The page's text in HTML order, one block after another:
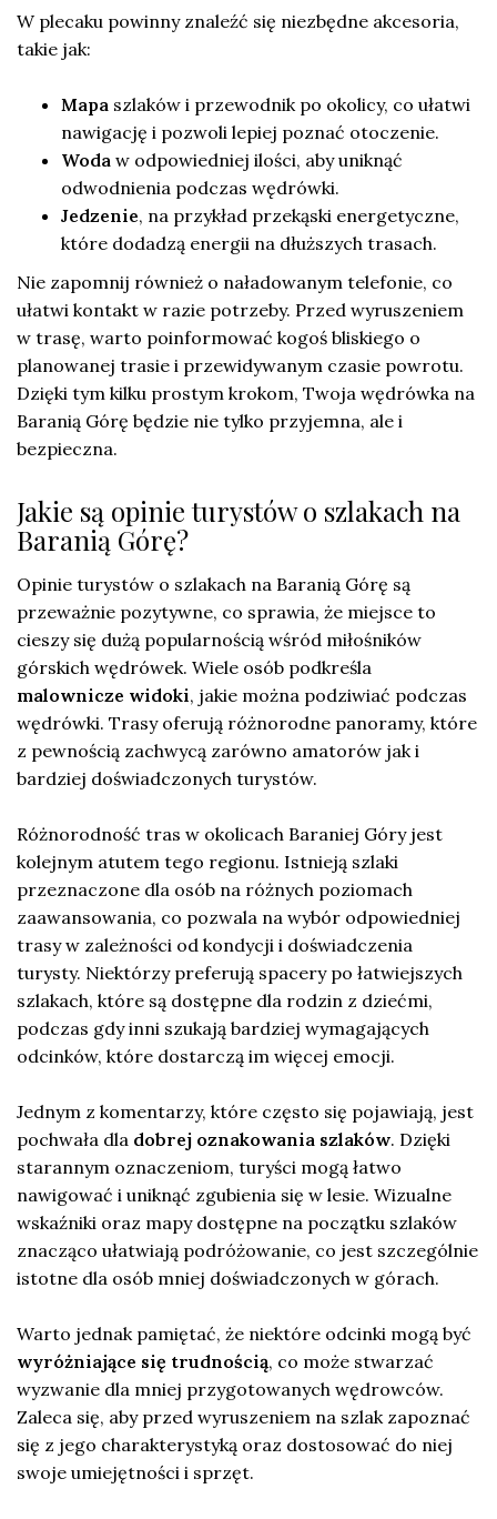
W plecaku powinny znaleźć się niezbędne akcesoria,
takie jak:
Mapa szlaków i przewodnik po okolicy, co ułatwi
nawigację i pozwoli lepiej poznać otoczenie.
Woda w odpowiedniej ilości, aby uniknąć
odwodnienia podczas wędrówki.
Jedzenie, na przykład przekąski energetyczne,
które dodadzą energii na dłuższych trasach.
Nie zapomnij również o naładowanym telefonie, co
ułatwi kontakt w razie potrzeby. Przed wyruszeniem
w trasę, warto poinformować kogoś bliskiego o
planowanej trasie i przewidywanym czasie powrotu.
Dzięki tym kilku prostym krokom, Twoja wędrówka na
Baranią Górę będzie nie tylko przyjemna, ale i
bezpieczna.
Jakie są opinie turystów o szlakach na
Baranią Górę?
Opinie turystów o szlakach na Baranią Górę są
przeważnie pozytywne, co sprawia, że miejsce to
cieszy się dużą popularnością wśród miłośników
górskich wędrówek. Wiele osób podkreśla
malownicze widoki, jakie można podziwiać podczas
wędrówki. Trasy oferują różnorodne panoramy, które
z pewnością zachwycą zarówno amatorów jak i
bardziej doświadczonych turystów.
Różnorodność tras w okolicach Baraniej Góry jest
kolejnym atutem tego regionu. Istnieją szlaki
przeznaczone dla osób na różnych poziomach
zaawansowania, co pozwala na wybór odpowiedniej
trasy w zależności od kondycji i doświadczenia
turysty. Niektórzy preferują spacery po łatwiejszych
szlakach, które są dostępne dla rodzin z dziećmi,
podczas gdy inni szukają bardziej wymagających
odcinków, które dostarczą im więcej emocji.
Jednym z komentarzy, które często się pojawiają, jest
pochwała dla dobrej oznakowania szlaków. Dzięki
starannym oznaczeniom, turyści mogą łatwo
nawigować i uniknąć zgubienia się w lesie. Wizualne
wskaźniki oraz mapy dostępne na początku szlaków
znacząco ułatwiają podróżowanie, co jest szczególnie
istotne dla osób mniej doświadczonych w górach.
Warto jednak pamiętać, że niektóre odcinki mogą być
wyróżniające się trudnością, co może stwarzać
wyzwanie dla mniej przygotowanych wędrowców.
Zaleca się, aby przed wyruszeniem na szlak zapoznać
się z jego charakterystyką oraz dostosować do niej
swoje umiejętności i sprzęt.